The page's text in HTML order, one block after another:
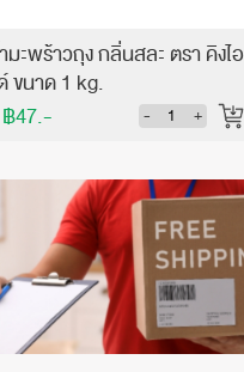
ะพร้าวถุง กลิ่นสละ ตรา คิงไอ
ขนาด 1 kg.
฿47.- - +